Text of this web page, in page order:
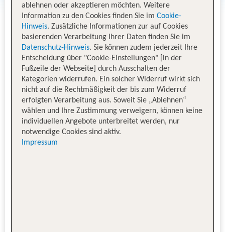
ablehnen oder akzeptieren möchten. Weitere
Information zu den Cookies finden Sie im Cookie-
Hinweis. Zusätzliche Informationen zur auf Cookies
basierenden Verarbeitung Ihrer Daten finden Sie im
Datenschutz-Hinweis. Sie können zudem jederzeit Ihre
Entscheidung über "Cookie-Einstellungen" [in der
Fußzeile der Webseite] durch Ausschalten der
Kategorien widerrufen. Ein solcher Widerruf wirkt sich
nicht auf die Rechtmäßigkeit der bis zum Widerruf
erfolgten Verarbeitung aus. Soweit Sie „Ablehnen“
wählen und Ihre Zustimmung verweigern, können keine
individuellen Angebote unterbreitet werden, nur
notwendige Cookies sind aktiv.
Impressum